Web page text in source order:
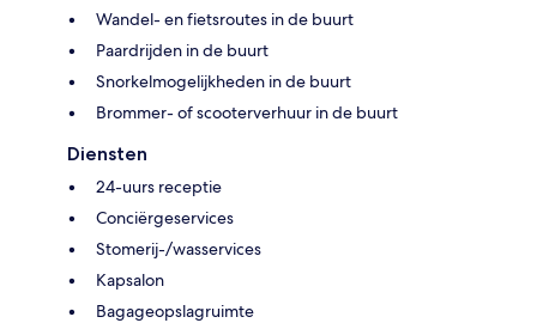
Wandel- en fietsroutes in de buurt
Paardrijden in de buurt
Snorkelmogelijkheden in de buurt
Brommer- of scooterverhuur in de buurt
Diensten
24-uurs receptie
Conciërgeservices
Stomerij-/wasservices
Kapsalon
Bagageopslagruimte